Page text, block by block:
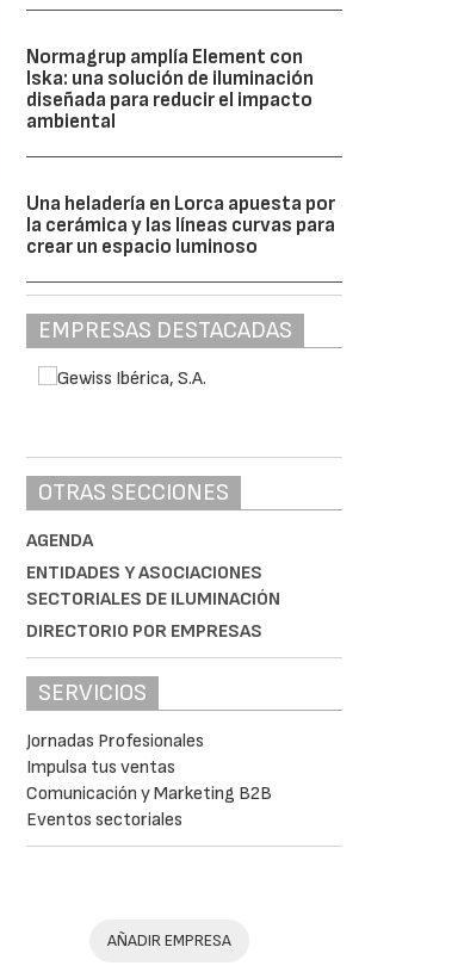
Normagrup amplía Element con
Iska: una solución de iluminación
diseñada para reducir el impacto
ambiental
Una heladería en Lorca apuesta por
la cerámica y las líneas curvas para
crear un espacio luminoso
EMPRESAS DESTACADAS
OTRAS SECCIONES
AGENDA
ENTIDADES Y ASOCIACIONES
SECTORIALES DE ILUMINACIÓN
DIRECTORIO POR EMPRESAS
SERVICIOS
Jornadas Profesionales
Impulsa tus ventas
Comunicación y Marketing B2B
Eventos sectoriales
AÑADIR EMPRESA